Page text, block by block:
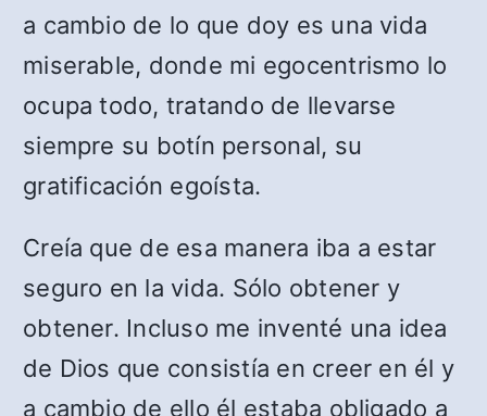
a cambio de lo que doy es una vida
miserable, donde mi egocentrismo lo
ocupa todo, tratando de llevarse
siempre su botín personal, su
gratificación egoísta.
Creía que de esa manera iba a estar
seguro en la vida. Sólo obtener y
obtener. Incluso me inventé una idea
de Dios que consistía en creer en él y
a cambio de ello él estaba obligado a